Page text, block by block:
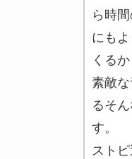
ら時
にも
くる
素敵
るそ
す。
スト